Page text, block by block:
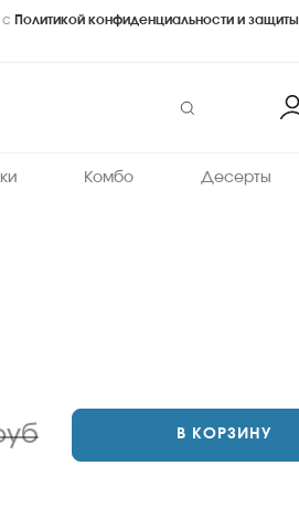
с Политикой конфиденциальности и защиты
Комбо Десерты
В КОРЗИНУ